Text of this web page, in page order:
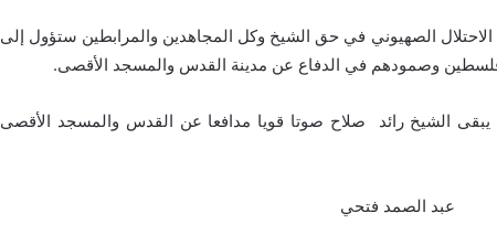
الصهيوني في حق الشيخ وكل المجاهدين والمرابطين ستؤول إلى
فلسطين وصمودهم في الدفاع عن مدينة القدس والمسجد الأقصى.
يبقى الشيخ رائد صلاح صوتا قويا مدافعا عن القدس والمسجد الأقصى
عبد الصمد فتحي